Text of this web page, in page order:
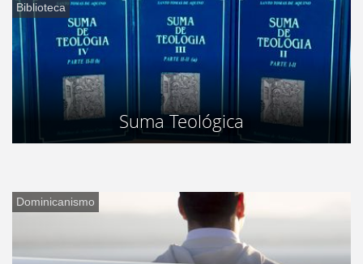
Biblioteca
Suma Teológica
Dominicanismo